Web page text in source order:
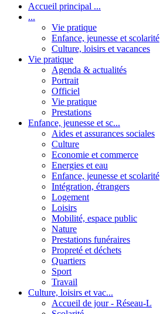
Accueil principal ...
...
Vie pratique
Enfance, jeunesse et scolarité
Culture, loisirs et vacances
Vie pratique
Agenda & actualités
Portrait
Officiel
Vie pratique
Prestations
Enfance, jeunesse et sc...
Aides et assurances sociales
Culture
Economie et commerce
Energies et eau
Enfance, jeunesse et scolarité
Intégration, étrangers
Logement
Loisirs
Mobilité, espace public
Nature
Prestations funéraires
Propreté et déchets
Quartiers
Sport
Travail
Culture, loisirs et vac...
Accueil de jour - Réseau-L